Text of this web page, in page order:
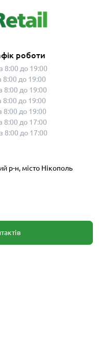
роботи
8:00 до 19:00
8:00 до 19:00
8:00 до 19:00
8:00 до 19:00
8:00 до 19:00
8:00 до 17:00
8:00 до 17:00
р-н, місто Нікополь